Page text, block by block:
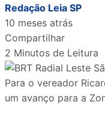
Redação Leia SP
10 meses atrás
Compartilhar
2 Minutos de Leitura
Para o vereador
um avanço para a